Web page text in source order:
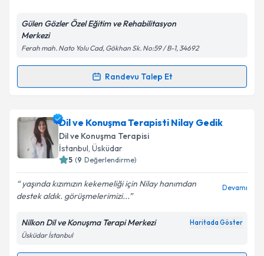
Kişisel verilerimin işlenmesine ilişkinAydınlatma
'ni okudum ve kişisel verilerimin belirtilen
Takvim Talebini Gönder
Gülen Gözler Özel Eğitim ve Rehabilitasyon
Merkezi
Ferah mah. Nato Yolu Cad, Gökhan Sk. No:59 / B-1, 34692
Randevu Talep Et
Randevu Takvimi Talebi
Uzman Dil ve Konuşma Terapisti Tahsin Yilmaz
için randevu takvimi talebi oluşturun. Size bu
uzmandan randevu almanız için bir takvim
hazırlandığında e-posta ile bilgilendireceğiz.
E-posta Adresiniz
Kişisel verilerimin işlenmesine ilişkin
Metni'ni okudum ve kişisel verilerimin belirtilen
Dil ve Konuşma Terapisti Nilay Gedik
Dil ve Konuşma Terapisi
İstanbul, Üsküdar
5 (9 Değerlendirme)
yaşında kızımızın kekemeliği için Nilay hanımdan
destek aldık. görüşmelerimizi...
Devamı
Nilkon Dil ve Konuşma Terapi Merkezi Haritada Göster
Üsküdar İstanbul